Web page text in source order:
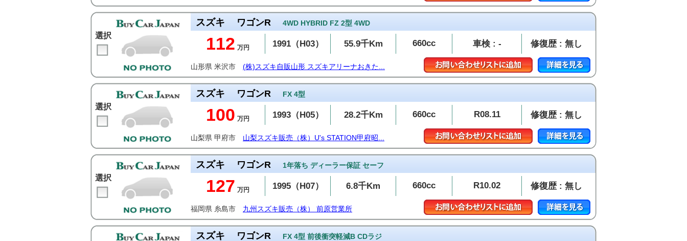
選択
スズキ ワゴンR 4WD HYBRID FZ 2型 4WD
112 万円 1991（H03） 55.9千Km 660cc 車検 : - 修復歴 : 無し
山形県 米沢市 (株)スズキ自販山形 スズキアリーナおきた...
選択
スズキ ワゴンR FX 4型
100 万円 1993（H05） 28.2千Km 660cc R08.11 修復歴 : 無し
山梨県 甲府市 山梨スズキ販売（株）U's STATION甲府昭...
選択
スズキ ワゴンR 1年落ち ディーラー保証 セーフ
127 万円 1995（H07） 6.8千Km 660cc R10.02 修復歴 : 無し
福岡県 糸島市 九州スズキ販売（株） 前原営業所
スズキ ワゴンR FX 4型 前後衝突軽減B CDラジ